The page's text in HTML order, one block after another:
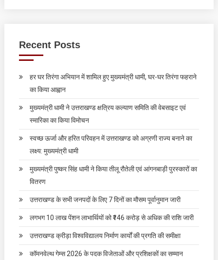
Recent Posts
हर घर तिरंगा अभियान में शामिल हुए मुख्यमंत्री धामी, घर-घर तिरंगा फहराने
का किया आह्वान
मुख्यमंत्री धामी ने उत्तराखण्ड क्षत्रिय कल्याण समिति की वेबसाइट एवं
स्मारिका का किया विमोचन
स्वच्छ ऊर्जा और हरित परिवहन में उत्तराखण्ड को अग्रणी राज्य बनाने का
लक्ष्य: मुख्यमंत्री धामी
मुख्यमंत्री पुष्कर सिंह धामी ने किया तीलू रौतेली एवं आंगनबाड़ी पुरस्कारों का
वितरण
उत्तराखण्ड के सभी जनपदों के लिए 7 दिनों का मौसम पूर्वानुमान जारी
लगभग 10 लाख पेंशन लाभार्थियों को ₹146 करोड़ से अधिक की राशि जारी
उत्तराखण्ड क्रीड़ा विश्वविद्यालय निर्माण कार्यों की प्रगति की समीक्षा
कॉमनवेल्थ गेम्स 2026 के पदक विजेताओं और प्रशिक्षकों का सम्मान